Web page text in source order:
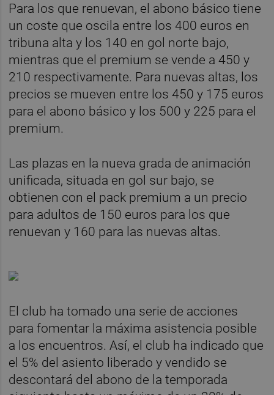
Para los que renuevan, el abono básico tiene
un coste que oscila entre los 400 euros en
tribuna alta y los 140 en gol norte bajo,
mientras que el premium se vende a 450 y
210 respectivamente. Para nuevas altas, los
precios se mueven entre los 450 y 175 euros
para el abono básico y los 500 y 225 para el
premium.
Las plazas en la nueva grada de animación
unificada, situada en gol sur bajo, se
obtienen con el pack premium a un precio
para adultos de 150 euros para los que
renuevan y 160 para las nuevas altas.
El club ha tomado una serie de acciones
para fomentar la máxima asistencia posible
a los encuentros. Así, el club ha indicado que
el 5% del asiento liberado y vendido se
descontará del abono de la temporada